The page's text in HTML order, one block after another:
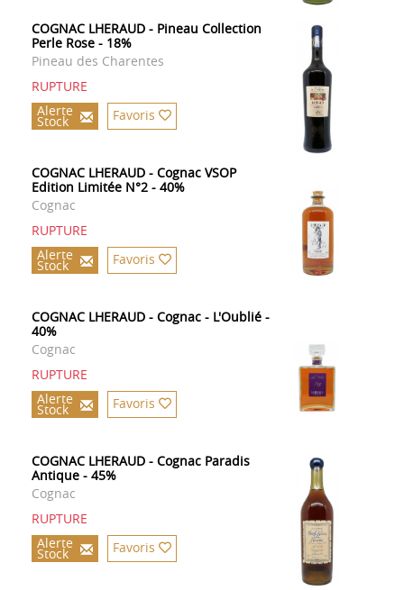
COGNAC LHERAUD - Pineau Collection
Perle Rose - 18%
Pineau des Charentes
RUPTURE
Alerte
Stock Favoris
COGNAC LHERAUD - Cognac VSOP
Edition Limitée N°2 - 40%
Cognac
RUPTURE
Alerte
Stock Favoris
COGNAC LHERAUD - Cognac - L'Oublié -
40%
Cognac
RUPTURE
Alerte
Stock Favoris
COGNAC LHERAUD - Cognac Paradis
Antique - 45%
Cognac
RUPTURE
Alerte
Stock Favoris